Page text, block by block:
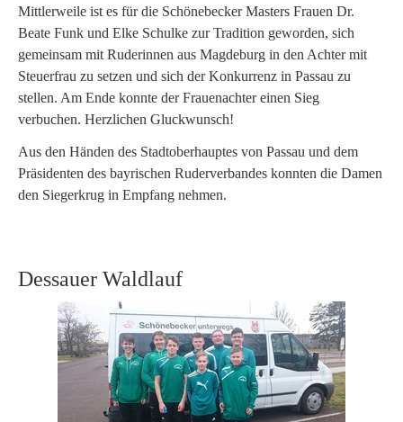
Mittlerweile ist es für die Schönebecker Masters Frauen Dr.
Beate Funk und Elke Schulke zur Tradition geworden, sich
gemeinsam mit Ruderinnen aus Magdeburg in den Achter mit
Steuerfrau zu setzen und sich der Konkurrenz in Passau zu
stellen. Am Ende konnte der Frauenachter einen Sieg
verbuchen. Herzlichen Gluckwunsch!
Aus den Händen des Stadtoberhauptes von Passau und dem
Präsidenten des bayrischen Ruderverbandes konnten die Damen
den Siegerkrug in Empfang nehmen.
Dessauer Waldlauf